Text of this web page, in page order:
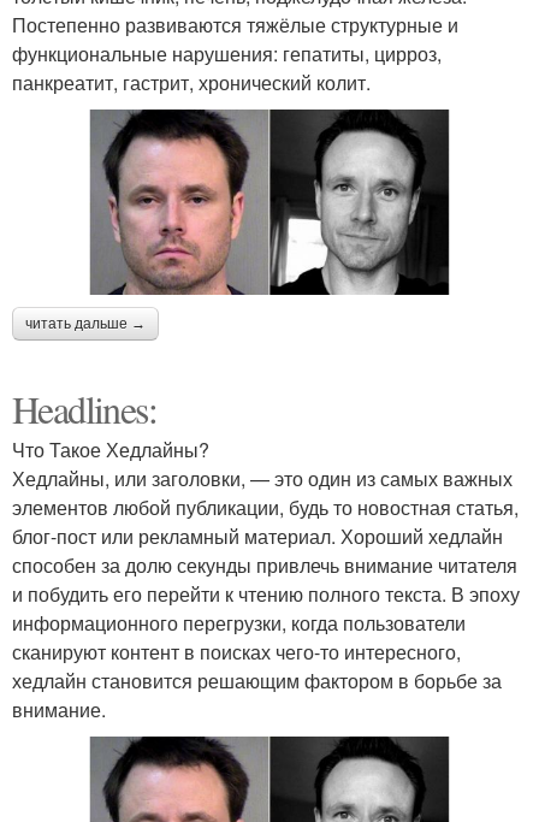
Постепенно развиваются тяжёлые структурные и
функциональные нарушения: гепатиты, цирроз,
панкреатит, гастрит, хронический колит.
читать дальше →
Headlines:
Что Такое Хедлайны?
Хедлайны, или заголовки, — это один из самых важных
элементов любой публикации, будь то новостная статья,
блог-пост или рекламный материал. Хороший хедлайн
способен за долю секунды привлечь внимание читателя
и побудить его перейти к чтению полного текста. В эпоху
информационного перегрузки, когда пользователи
сканируют контент в поисках чего-то интересного,
хедлайн становится решающим фактором в борьбе за
внимание.